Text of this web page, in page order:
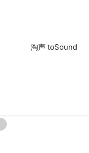
淘声 toSound